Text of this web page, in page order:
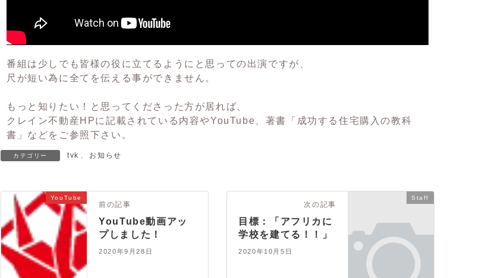
番組は少しでも皆様の役に立てるようにと思っての出演ですが、
尺が短い為に全てを伝える事ができません。
もっと知りたい！と思ってくださった方が居れば、
クレイン不動産HPに記載されている内容やYouTube 、著書
「成功する住宅購入の教科
書」 などをご参照下さい。
カテゴリー tvk お知らせ
YouTube
前の記事
YouTube動画アッ
プしました！
2020年9月28日
Staff
次の記事
目標：「アフリカに
学校を建てる！！」
2020年10月5日